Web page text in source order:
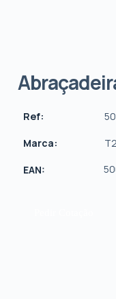
Ref:
Marca:
EAN: